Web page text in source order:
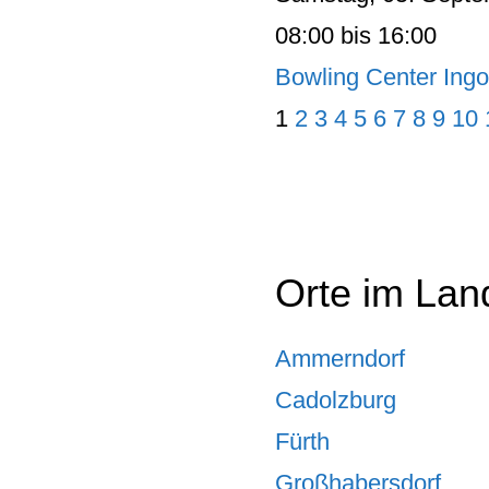
08:00 bis 16:00
Bowling Center
1 2 3 4 5 6 7 8 9 10
Orte im
Ammerndorf
Cadolzburg
Fürth
Großhabersdorf